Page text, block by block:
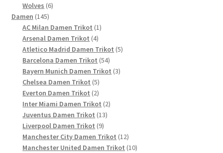
Wolves 66
Damen 145145
Produkte
AC Milan Damen Trikot 11
Arsenal Damen Trikot 44
Produkte
Atletico Madrid Damen Trikot 55
Barcelona Damen Trikot 5454
Produkte
Bayern Munich Damen Trikot 33
Chelsea Damen Trikot 55
Produkte
Everton Damen Trikot 22
Produkte
Inter Miami Damen Trikot 22
Juventus Damen Trikot 1313
Liverpool Damen Trikot 99
Produkte
Manchester City Damen Trikot 1212
Produkte
Manchester United Damen Trikot 1010